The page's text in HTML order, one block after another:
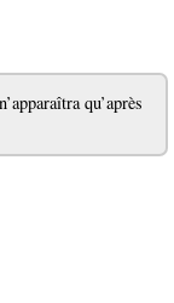
qu’après